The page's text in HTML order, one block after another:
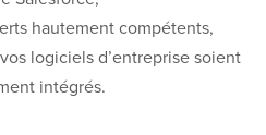
hautement compétents,
logiciels d’entreprise soient
intégrés.